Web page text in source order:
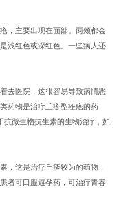
，主要出现在面部。两颊都会
浅红色或深红色。一些病人还
去医院，这很容易导致病情恶
药物是治疗丘疹型痤疮的药
抗微生物抗生素的生物治疗，如
这是治疗丘疹较为的药物，
者可口服避孕药，可治疗青春